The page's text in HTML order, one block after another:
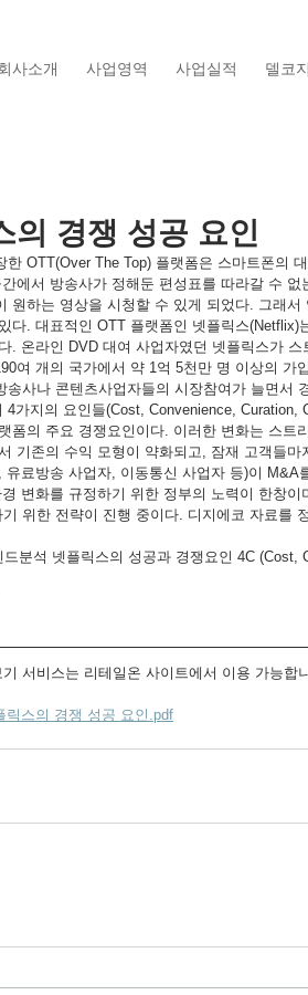
사소개 사업영역 사업실적 델코
의 경쟁 성공 요인
OTT(Over The Top) 플랫폼은 스마트폰의
에서 방송사가 정해둔 편성표를 따라갈 수 없
원하는 영상을 시청할 수 있게 되었다. 그래서
다. 대표적인 OTT 플랫폼인 넷플릭스(Netflix)
. 온라인 DVD 대여 사업자였던 넷플릭스가 스
여 개의 국가에서 약 1억 5천만 명 이상의 가
사나 콘텐츠사업자들의 시장참여가 늘면서
가지의 요인들(Cost, Convenience, Curation,
폼의 주요 경쟁요인이다. 이러한 변화는 스트
기존의 수익 모형이 약화되고, 잠재 고객들마
료방송 사업자, 이동통신 사업자 등)이 M&A
변화를 규정하기 위한 정부의 노력이 한창이
위한 전략이 진행 중이다. 디지에코 자료를
분석 넷플릭스의 성공과 경쟁요인 4C (Cost,
서비스는 리테일온 사이트에서 이용 가능합
릭스의 경쟁 성공 요인.pdf